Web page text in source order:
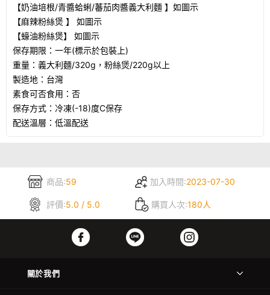
【奶油培根/青醬蛤蜊/蕃茄肉醬義大利麵 】 如圖示
【麻辣粉絲煲 】 如圖示
【蠔油粉絲煲】 如圖示
保存期限：一年(標示於包裝上)
重量：義大利麵/320g，粉絲煲/220g以上
製造地：台灣
素食可否食用：否
保存方式：冷凍(-18)度C保存
配送溫層：低溫配送
商品:59 加入時間:2023-07-30
評價:5.0 / 5.0 購買人次:180人
關於我們